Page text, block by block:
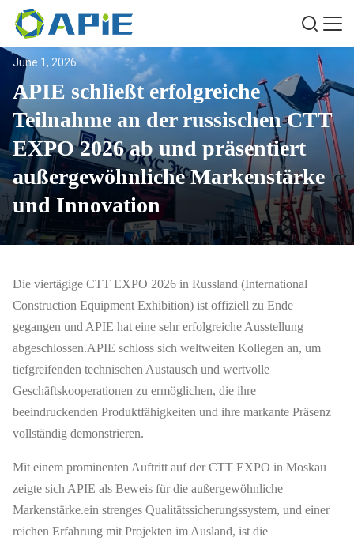
June 1, 2026
APIE schließt erfolgreiche
Teilnahme an der russischen CTT
EXPO 2026 ab und präsentiert
außergewöhnliche Markenstärke
und Innovation
Die viertägige CTT EXPO 2026 in Russland (International
Construction Equipment Exhibition) ist offiziell zu Ende
gegangen und APIE hat eine sehr erfolgreiche Ausstellung
abgeschlossen.APIE schloss sich weltweiten Kollegen an, um
tiefgreifenden technischen Austausch und wertvolle
Geschäftskooperationen zu ermöglichen, die ihre
beeindruckenden Produktfähigkeiten und ihre markante Präsenz
vollständig demonstrieren.
Mit einem prominenten Auftritt auf der CTT EXPO in Moskau
zeigte sich APIE als Beweis für die außergewöhnliche
Markenstärke.ein strenges Qualitätssicherungssystem, und einer
reichen Erfahrung mit Projekten im Ausland, ist die